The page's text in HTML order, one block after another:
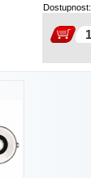
Dostupnost: